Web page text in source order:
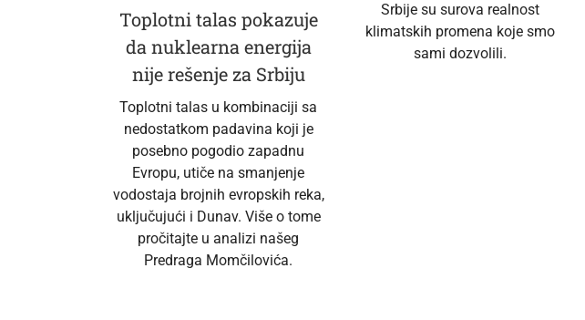
Toplotni talas pokazuje
da nuklearna energija
nije rešenje za Srbiju
Toplotni talas u kombinaciji sa
nedostatkom padavina koji je
posebno pogodio zapadnu
Evropu, utiče na smanjenje
vodostaja brojnih evropskih reka,
uključujući i Dunav. Više o tome
pročitajte u analizi našeg
Predraga Momčilovića.
Srbije su surova realnost
klimatskih promena koje smo
sami dozvolili.